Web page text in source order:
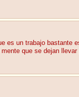
es un trabajo bastante
que se dejan